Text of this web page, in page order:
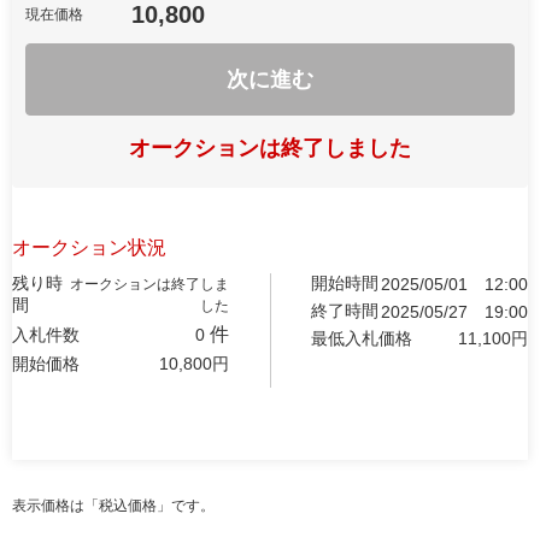
現在価格 10,800
次に進む
オークションは終了しました
オークション状況
残り時
間
オークションは終了しま
した
入札件数 0 件
開始価格 10,800円
開始時間 2025/05/01
12:00
終了時間 2025/05/27
19:00
最低入札価格
11,100円
表示価格は「税込価格」です。